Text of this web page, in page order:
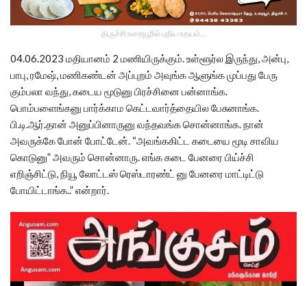
திருச்சி உறையூரில் புதிய உதயம்...
04.06.2023 மதியானம் 2 மணியிருக்கும். உள்ளூர்ல இருந்து, அன்பு,
பாபு, ரமேஷ், மணிகண்டன் அப்புறம் அவுங்க ஆளுங்க முப்பது பேரு
கும்பலா வந்து, கடைய மூடுனு பிரச்சினை பன்னாங்க.
பொம்பளைங்கனு பார்க்காம கெட்டவார்த்தையில பேசுனாங்க.
பி.டி.ஆர்.தான் அனுப்பினாருனு வந்தவங்க சொன்னாங்க. நான்
அவருக்கே போன் போட்டேன். “அவங்ககிட்ட கடையை மூடி சாவிய
கொடுனு” அவரும் சொன்னாரு. எங்க கடை பேனரை பிய்ச்சி
எறிஞ்சிட்டு, நியூ லோட்டஸ் ரெஸ்டாரண்ட் னு பேனரை மாட்டிட்டு
போயிட்டாங்க..” என்றார்.